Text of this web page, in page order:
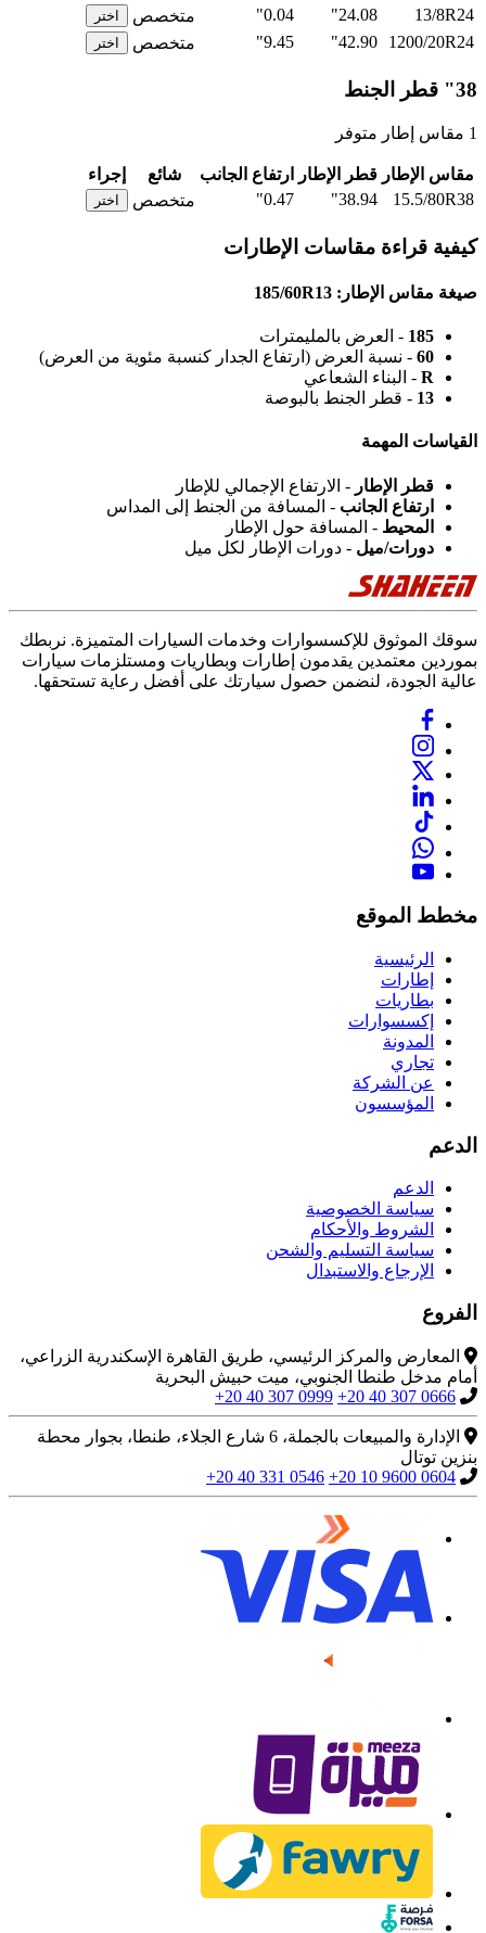
13/8R24
24.08"
0.04" متخصص اختر
1200/20R24
42.90"
9.45" متخصص اختر
38" قطر الجنط
1 مقاس إطار متوفر
مقاس الإطار قطر الإطار ارتفاع الجانب شائع
إجراء
15.5/80R38
38.94"
0.47" متخصص اختر
كيفية قراءة مقاسات الإطارات
صيغة مقاس الإطار: 185/60R13
185 - العرض بالمليمترات
60 - نسبة العرض (ارتفاع الجدار كنسبة مئوية من العرض)
R - البناء الشعاعي
13 - قطر الجنط بالبوصة
القياسات المهمة
قطر الإطار - الارتفاع الإجمالي للإطار
ارتفاع الجانب - المسافة من الجنط إلى المداس
المحيط - المسافة حول الإطار
دورات/ميل - دورات الإطار لكل ميل
سوقك الموثوق للإكسسوارات وخدمات السيارات المتميزة. نربطك
بموردين معتمدين يقدمون إطارات وبطاريات ومستلزمات سيارات
عالية الجودة، لنضمن حصول سيارتك على أفضل رعاية تستحقها.
مخطط الموقع
الرئيسية
إطارات
بطاريات
إكسسوارات
المدونة
تجاري
عن الشركة
المؤسسون
الدعم
الدعم
سياسة الخصوصية
الشروط والأحكام
سياسة التسليم والشحن
الإرجاع والاستبدال
الفروع
المعارض والمركز الرئيسي، طريق القاهرة الإسكندرية الزراعي،
أمام مدخل طنطا الجنوبي، ميت حبيش البحرية
+20 40 307 0666
+20 40 307 0999
الإدارة والمبيعات بالجملة، 6 شارع الجلاء، طنطا، بجوار محطة
بنزين توتال
+20 10 9600 0604
+20 40 331 0546